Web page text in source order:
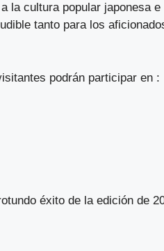
la cultura popular japonesa
tanto para los
podrán participar en :
éxito de la edición de